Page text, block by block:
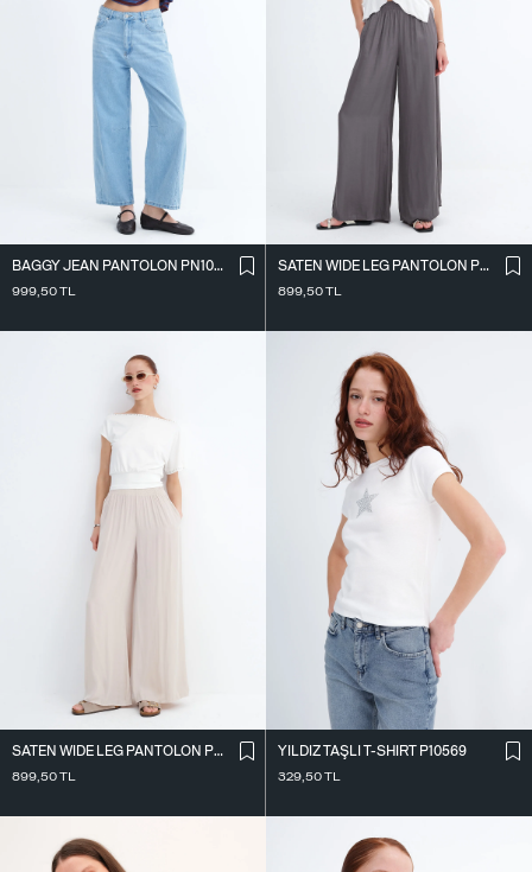
BAGGY JEAN PANTOLON PN10027
999,50TL
SATEN WIDE LEG PANTOLON PN17298
899,50TL
SATEN WIDE LEG PANTOLON PN17298
899,50TL
YILDIZ TAŞLI T-SHIRT P10569
329,50TL